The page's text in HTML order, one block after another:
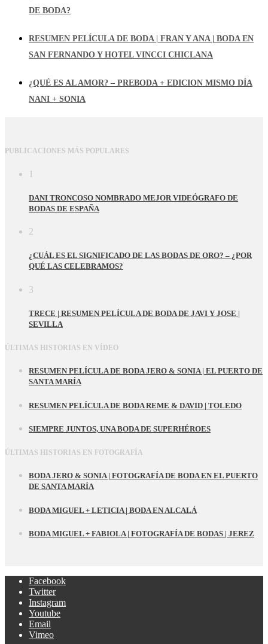
DE BODA?
RESUMEN PELÍCULA DE BODA | FRAN Y ANA | BODA EN
SAN FERNANDO Y HOTEL VINCCI CHICLANA
¿QUÉ ES AL AMOR? – PREBODA + EDICION MISMO DÍA
NANI + SONIA
PUBLICACIONES MÁS POPULARES
1
DANI TRONCOSO NOMBRADO MEJOR VIDEÓGRAFO DE
BODAS DE ESPAÑA
2
¿CUÁL ES EL SIGNIFICADO DE LAS BODAS DE ORO? – ¿POR
QUÉ LAS CELEBRAMOS?
3
TRECE | RESUMEN PELÍCULA DE BODA DE JAVI Y JOSE |
SEVILLA
ÚLTIMAS HISTORIAS EN VÍDEO
RESUMEN PELÍCULA DE BODA JERO & SONIA | EL PUERTO DE
SANTA MARÍA
RESUMEN PELÍCULA DE BODA REME & DAVID | TOLEDO
SIEMPRE JUNTOS, UNA BODA DE SUPERHÉROES
ÚLTIMAS HISTORIAS EN FOTOGRAFÍA
BODA JERO & SONIA | FOTOGRAFÍA DE BODA EN EL PUERTO
DE SANTA MARÍA
BODA MIGUEL + LETICIA | BODA EN ALCALÁ
BODA MIGUEL + FABIOLA | FOTOGRAFÍA DE BODAS | JEREZ
Facebook
Twitter
Instagram
Youtube
Email
Vimeo